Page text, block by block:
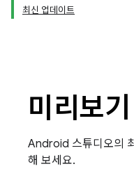
최신 업데이트
미리보기
Android 스튜디오의
해 보세요.